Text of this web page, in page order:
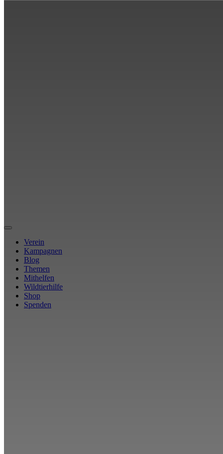
Verein
Kampagnen
Blog
Themen
Mithelfen
Wildtierhilfe
Shop
Spenden